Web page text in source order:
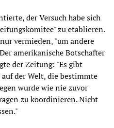
der Versuch habe sich
zu etablieren.
vermieden, "um andere
amerikanische Botschafter
der Zeitung: "Es gibt
der Welt, die bestimmte
wurde wie nie zuvor
zu koordinieren. Nicht